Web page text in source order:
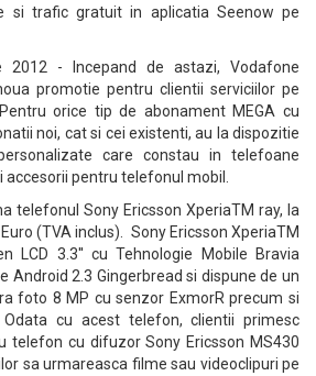
si trafic gratuit in aplicatia Seenow pe
2012 - Incepand de astazi, Vodafone
promotie pentru clientii serviciilor pe
orice tip de abonament MEGA cu
noi, cat si cei existenti, au la dispozitie
care constau in telefoane
pentru telefonul mobil.
telefonul Sony Ericsson XperiaTM ray, la
(TVA inclus). Sony Ericsson XperiaTM
LCD 3.3'' cu Tehnologie Mobile Bravia
Android 2.3 Gingerbread si dispune de un
foto 8 MP cu senzor ExmorR precum si
Odata cu acest telefon, clientii primesc
telefon cu difuzor Sony Ericsson MS430
sa urmareasca filme sau videoclipuri pe